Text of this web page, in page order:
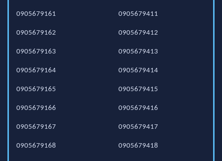
0905679161
0905679162
0905679163
0905679164
0905679165
0905679166
0905679167
0905679168
0905679411
0905679412
0905679413
0905679414
0905679415
0905679416
0905679417
0905679418